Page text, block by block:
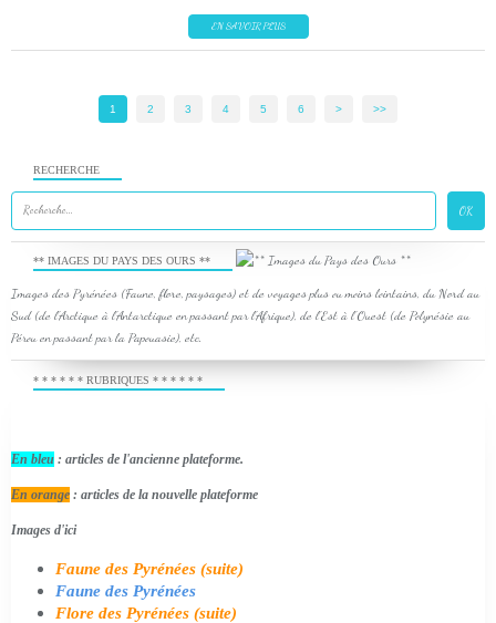
EN SAVOIR PLUS
1 2 3 4 5 6 > >>
RECHERCHE
** IMAGES DU PAYS DES OURS **
Images des Pyrénées (Faune, flore, paysages) et de voyages plus ou moins lointains, du Nord au
Sud (de l'Arctique à l'Antarctique en passant par l'Afrique), de l'Est à l'Ouest (de Polynésie au
Pérou en passant par la Papouasie), etc.
* * * * * * RUBRIQUES * * * * * *
En bleu : articles de l'ancienne plateforme.
En orange : articles de la nouvelle plateforme
Images d'ici
Faune des Pyrénées (suite)
Faune des Pyrénées
Flore des Pyrénées (suite)